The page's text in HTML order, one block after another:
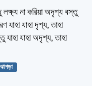
না করিয়া অদৃশ্য বস্তু
যাহা যাহা দৃশ্য, তাহা
যাহা যাহা অদৃশ্য, তাহা